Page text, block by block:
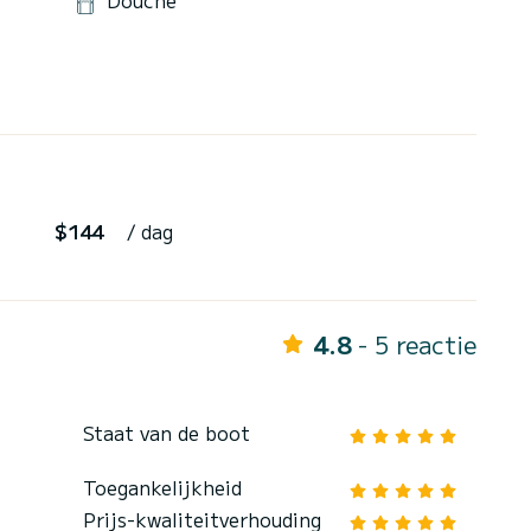
$144 / dag
4.8 - 5 reactie
Staat van de boot
Toegankelijkheid
Prijs-kwaliteitverhouding